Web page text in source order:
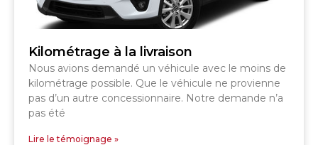
Kilométrage à la livraison
Nous avions demandé un véhicule avec le moins de
kilométrage possible. Que le véhicule ne provienne
pas d’un autre concessionnaire. Notre demande n’a
pas été
Lire le témoignage »